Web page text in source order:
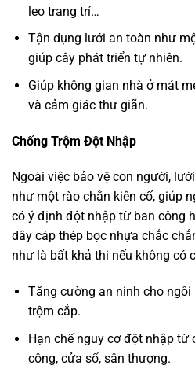
leo trang trí…
Tận dụng lưới an toàn như
giúp cây phát triển tự nhiên.
Giúp không gian nhà ở mát
và cảm giác thư giãn.
Chống Trộm Đột Nhập
Ngoài việc bảo vệ con người,
như một rào chắn kiên cố, giúp
có ý định đột nhập từ ban công
dây cáp thép bọc nhựa chắc
như là bất khả thi nếu không có
Tăng cường an ninh cho ngôi
trộm cắp.
Hạn chế nguy cơ đột nhập từ
công, cửa sổ, sân thượng.